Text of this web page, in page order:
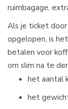
ruimbagage,
Als je ticket
opgelopen, is
betalen voor
om slim na te
het aantal
het